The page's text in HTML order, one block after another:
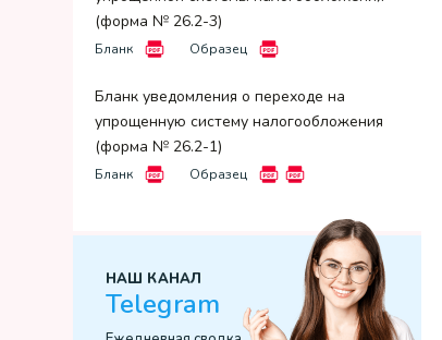
(форма № 26.2-3)
Бланк Образец
Бланк уведомления о переходе на
упрощенную систему налогообложения
(форма № 26.2-1)
Бланк Образец
НАШ КАНАЛ
Telegram